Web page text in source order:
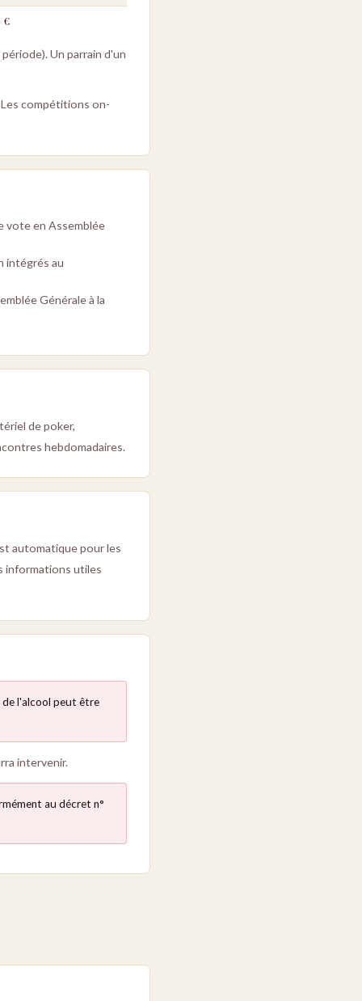
€
Un parrain d'un
compétitions on-
vote en Assemblée
intégrés au
Générale à la
de poker,
hebdomadaires.
automatique pour les
informations utiles
de l'alcool peut être
intervenir.
au décret n°